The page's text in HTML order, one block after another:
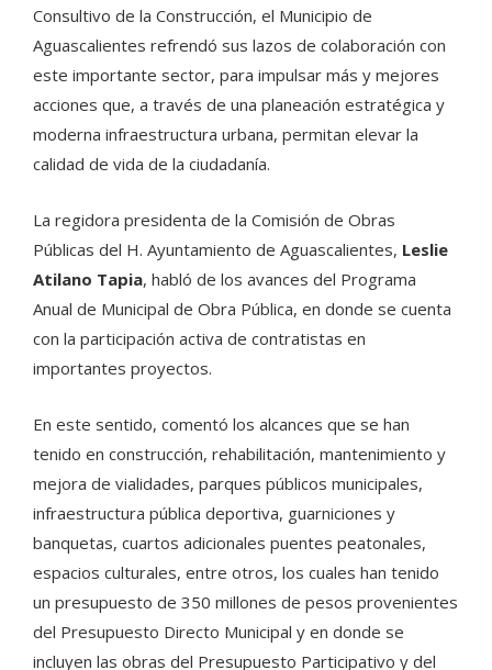
Consultivo de la Construcción, el Municipio de
Aguascalientes refrendó sus lazos de colaboración con
este importante sector, para impulsar más y mejores
acciones que, a través de una planeación estratégica y
moderna infraestructura urbana, permitan elevar la
calidad de vida de la ciudadanía.
La regidora presidenta de la Comisión de Obras
Públicas del H. Ayuntamiento de Aguascalientes, Leslie
Atilano Tapia, habló de los avances del Programa
Anual de Municipal de Obra Pública, en donde se cuenta
con la participación activa de contratistas en
importantes proyectos.
En este sentido, comentó los alcances que se han
tenido en construcción, rehabilitación, mantenimiento y
mejora de vialidades, parques públicos municipales,
infraestructura pública deportiva, guarniciones y
banquetas, cuartos adicionales puentes peatonales,
espacios culturales, entre otros, los cuales han tenido
un presupuesto de 350 millones de pesos provenientes
del Presupuesto Directo Municipal y en donde se
incluyen las obras del Presupuesto Participativo y del